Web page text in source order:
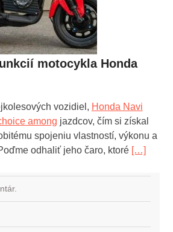
motocykla Honda
vozidiel, Honda Navi
among jazdcov, čím si získal
spojeniu vlastností, výkonu a
odhaliť jeho čaro, ktoré […]